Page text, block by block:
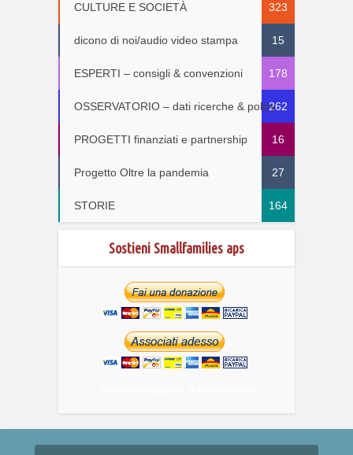
CULTURE E SOCIETÀ 323
dicono di noi/audio video stampa 15
ESPERTI – consigli & convenzioni 178
OSSERVATORIO – dati ricerche & policy262
PROGETTI finanziati e partnership 16
Progetto Oltre la pandemia 27
STORIE 164
Sostieni Smallfamilies aps